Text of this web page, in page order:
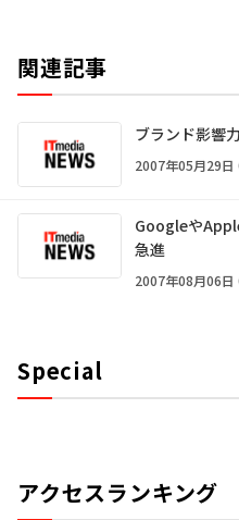
関連記事
ブランド影響
2007年05月29日
Googleや
急進
2007年08月06日
Special
アクセスランキング